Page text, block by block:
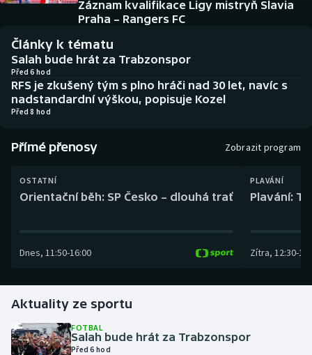
Americký fotbal
Baseball a softbal
Basketbal
Biatlon
Boby a skeleton
Futsal
Golf
NEPŘEHLÉDNĚTE
Soutěže
Historické návraty
Aplikace ČT sport
AZ kvíz
Záznam kvalifikace Ligy mistryň Slavia
Praha – Rangers FC
Články k tématu
Salah bude hrát za Trabzonspor
Před 6 hod
RFS je zkušený tým s plno hráči nad 30 let, navíc s
nadstandardní výškou, popisuje Kozel
Před 8 hod
Přímé přenosy Zobrazit program
OSTATNÍ
Orientační běh: SP Česko – dlouhá trať
Dnes, 11:50-16:00
PLAVÁNÍ
Plavání:
Zítra, 12:30-
Aktuality ze sportu
FOTBAL
Salah bude hrát za Trabzonspor
Před 6 hod